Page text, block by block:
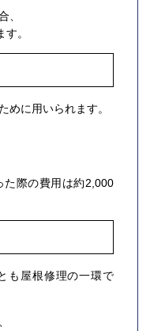
、
。
めに用いられます。
た際の費用は約2,000
も屋根修理の一環で